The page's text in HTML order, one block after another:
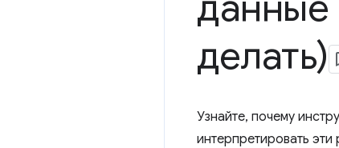
делать)
Узнайте, почему
интерпретировать эти